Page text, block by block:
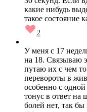
какие нибудь
такое состояние
2
У меня с 17
на 18. Связываю
путаю их с чем
перевороты в
особенно с
тонус в ответ
болей нет, так